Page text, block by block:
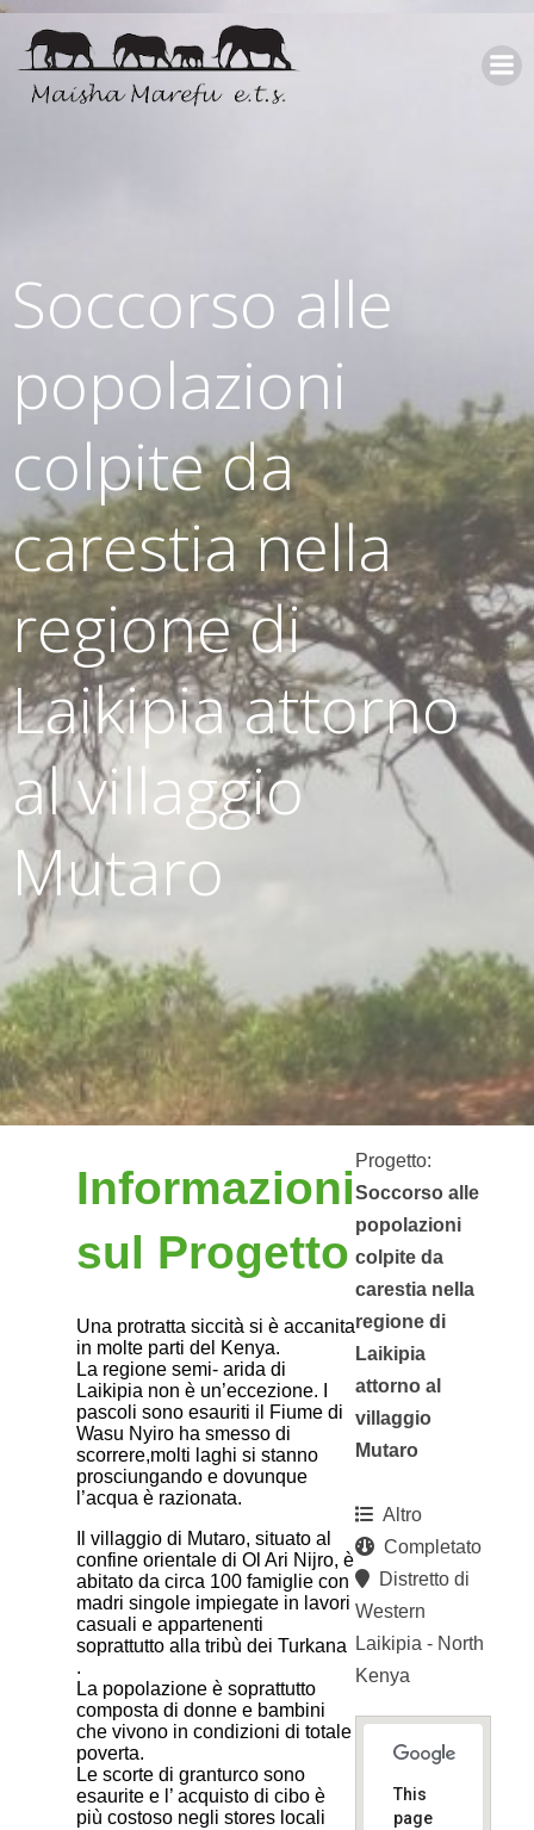
Soccorso alle
popolazioni
colpite da
carestia nella
regione di
Laikipia attorno
al villaggio
Mutaro
Informazioni
sul Progetto
Una protratta siccità si è accanita
in molte parti del Kenya.
La regione semi- arida di
Laikipia non è un’eccezione. I
pascoli sono esauriti il Fiume di
Wasu Nyiro ha smesso di
scorrere,molti laghi si stanno
prosciungando e dovunque
l’acqua è razionata.
Il villaggio di Mutaro, situato al
confine orientale di Ol Ari Nijro, è
abitato da circa 100 famiglie con
madri singole impiegate in lavori
casuali e appartenenti
soprattutto alla tribù dei Turkana
.
La popolazione è soprattutto
composta di donne e bambini
che vivono in condizioni di totale
poverta.
Le scorte di granturco sono
esaurite e l’ acquisto di cibo è
più costoso negli stores locali
Progetto:
Soccorso alle
popolazioni
colpite da
carestia nella
regione di
Laikipia
attorno al
villaggio
Mutaro
Altro
Completato
Distretto di
Western
Laikipia - North
Kenya
This
page